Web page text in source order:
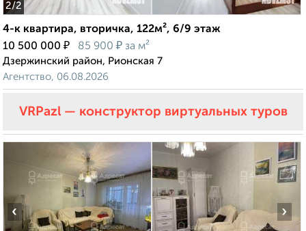
2/2
4-к квартира, вторичка, 122м², 6/9 этаж
10 500 000 ₽ 85 900 ₽ за м²
Дзержинский район, Рионская 7
Агентство, 06.08.2026
VRPazl — конструктор виртуальных туров
‹ ›